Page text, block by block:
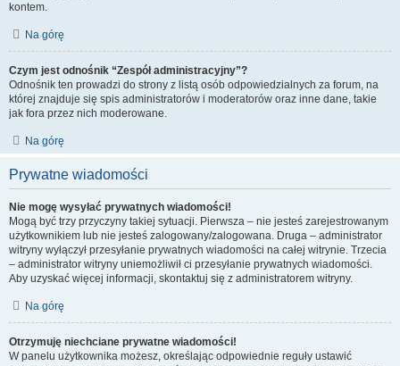
kontem.
Na górę
Czym jest odnośnik “Zespół administracyjny”?
Odnośnik ten prowadzi do strony z listą osób odpowiedzialnych za forum, na
której znajduje się spis administratorów i moderatorów oraz inne dane, takie
jak fora przez nich moderowane.
Na górę
Prywatne wiadomości
Nie mogę wysyłać prywatnych wiadomości!
Mogą być trzy przyczyny takiej sytuacji. Pierwsza – nie jesteś zarejestrowanym
użytkownikiem lub nie jesteś zalogowany/zalogowana. Druga – administrator
witryny wyłączył przesyłanie prywatnych wiadomości na całej witrynie. Trzecia
– administrator witryny uniemożliwił ci przesyłanie prywatnych wiadomości.
Aby uzyskać więcej informacji, skontaktuj się z administratorem witryny.
Na górę
Otrzymuję niechciane prywatne wiadomości!
W panelu użytkownika możesz, określając odpowiednie reguły ustawić